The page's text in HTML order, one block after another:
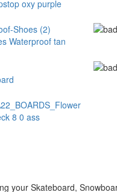
oxy purple
Waterproof tan
8 0 ass
your Skateboard,